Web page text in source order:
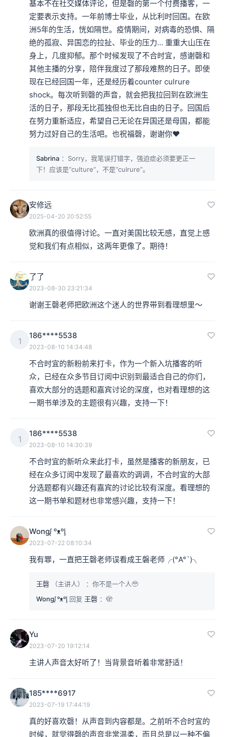
基本不在社交媒体评论，但是磬的第一个付费播客，一
定要表示支持。一年前博士毕业，从比利时回国。在欧
洲5年的生活，恍如隔世。疫情期间，对病毒的恐惧、隔
绝的孤寂、异国恋的拉扯、毕业的压力… 重重大山压在
身上，几度抑郁。那个时候发现了不合时宜，感谢磬和
其他主播的分享，陪伴我度过了那段难熬的日子。即使
现在已经回国一年，还是经历着counter culrure
shock。每次听到磬的声音，就会把我拉回到在欧洲生
活的日子，那段无比孤独但也无比自由的日子。回国后
在努力重新适应，希望自己无论在异国还是母国，都能
努力过好自己的生活吧。也祝福磬，谢谢你❤️
Sabrina ：Sorry，我笔误打错字，强迫症必须要更正一
下！应该是“culture”，不是“culrure”。
安修远
2025-04-20 20:52:55
欧洲真的很值得讨论。一直对美国比较无感，直觉上感
觉和我们有点相似，这两年更像了。期待！
了了
2023-08-30 23:21:34
谢谢王磬老师把欧洲这个迷人的世界带到看理想里～
1
186****5538
2023-08-10 14:34:48
不合时宜的新粉前来打卡，作为一个新入坑播客的听
众，已经在众多节目订阅中识别到最适合自己的你们，
喜欢大部分的选题和嘉宾讨论的深度，也对看理想的这
一期书单涉及的主题很有兴趣，支持一下！
1
186****5538
2023-08-10 14:30:39
不合时宜的新听众来此打卡，虽然是播客的新朋友，已
经在众多订阅中发现了最喜欢的调调，不合时宜的大部
分选题都有兴趣还有嘉宾的讨论比较有深度。看理想的
这一期书单和题材也非常感兴趣，支持一下！
Wongᶘ ᵒᴥᵒᶅ
2023-07-22 08:10:34
我有罪，一直把王磬老师误看成王磐老师╭(°A°`)╮
王磬 （主讲人）
：你不是一个人🥹
Wongᶘ ᵒᴥᵒᶅ 回复 王磬 ：🫣
Yu
2023-07-20 19:12:14
主讲人声音太好听了！当背景音听着非常舒适！
185****6917
2023-07-19 17:44:19
真的好喜欢磬！从声音到内容都是。之前听不合时宜的
时候，就觉得磬的声音非常温柔，而且总是以一种不偏